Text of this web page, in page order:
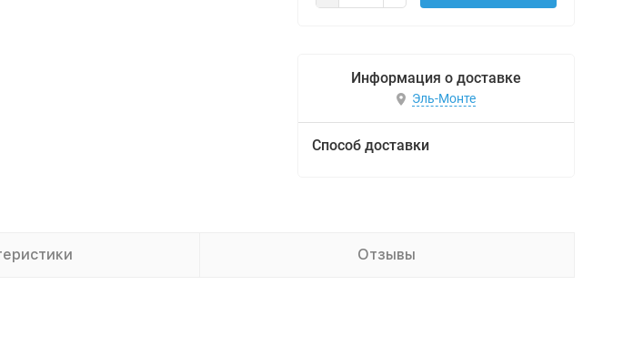
Информация о доставке
Эль-Монте
Способ доставки
Отзывы